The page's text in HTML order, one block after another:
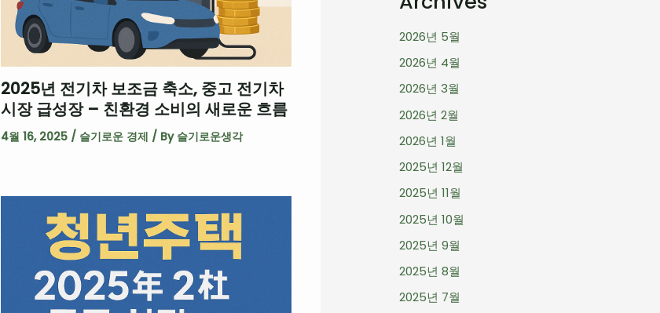
2025년 전기차 보조금 축소, 중고 전기차
시장 급성장 – 친환경 소비의 새로운 흐름
4월 16, 2025 / 슬기로운 경제 / By 슬기로운생각
2026년 5월
2026년 4월
2026년 3월
2026년 2월
2026년 1월
2025년 12월
2025년 11월
2025년 10월
2025년 9월
2025년 8월
2025년 7월